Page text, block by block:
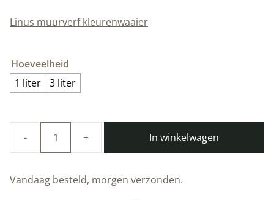
Linus muurverf kleurenwaaier
Hoeveelheid
1 liter
3 liter
muurverf
In winkelwagen
Vandaag besteld, morgen verzonden.